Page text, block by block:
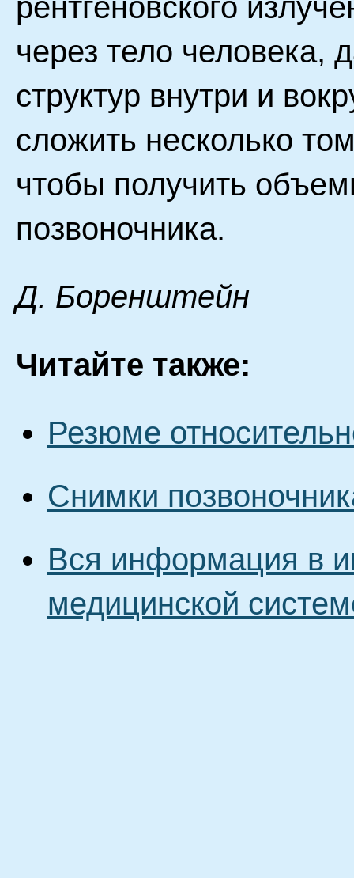
рентгеновского
через тело человека,
структур внутри и
сложить несколько
чтобы получить
позвоночника.
Д. Бopeнштeйн
Читайте также:
Резюме
Снимки
Вся информация в
медицинской